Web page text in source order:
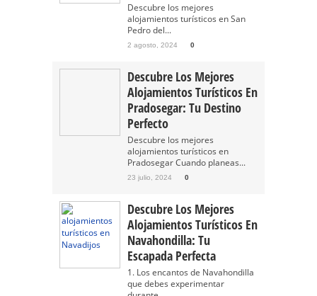
Descubre los mejores
alojamientos turísticos en San
Pedro del...
2 agosto, 2024 0
Descubre Los Mejores
Alojamientos Turísticos En
Pradosegar: Tu Destino
Perfecto
Descubre los mejores
alojamientos turísticos en
Pradosegar Cuando planeas...
23 julio, 2024 0
Descubre Los Mejores
Alojamientos Turísticos En
Navahondilla: Tu
Escapada Perfecta
1. Los encantos de Navahondilla
que debes experimentar